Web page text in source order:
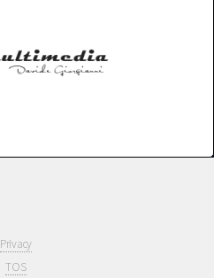
Privacy
TOS